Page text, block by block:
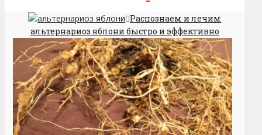
Распознаем и лечим
альтернариоз яблони быстро и эффективно